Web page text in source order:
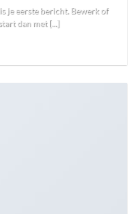
je eerste bericht. Bewerk of
dan met [...]